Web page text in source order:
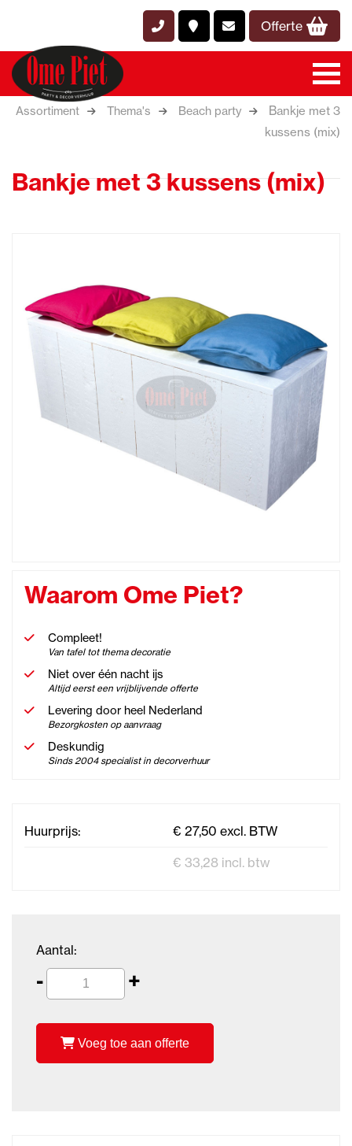
Offerte
Assortiment Thema's Beach party
Bankje met 3
kussens (mix)
Bankje met 3 kussens (mix)
Waarom Ome Piet?
Compleet!
Van tafel tot thema decoratie
Niet over één nacht ijs
Altijd eerst een vrijblijvende offerte
Levering door heel Nederland
Bezorgkosten op aanvraag
Deskundig
Sinds 2004 specialist in decorverhuur
Huurprijs:
€ 27,50 excl. BTW
€ 33,28 incl. btw
Aantal:
- +
Voeg toe aan offerte